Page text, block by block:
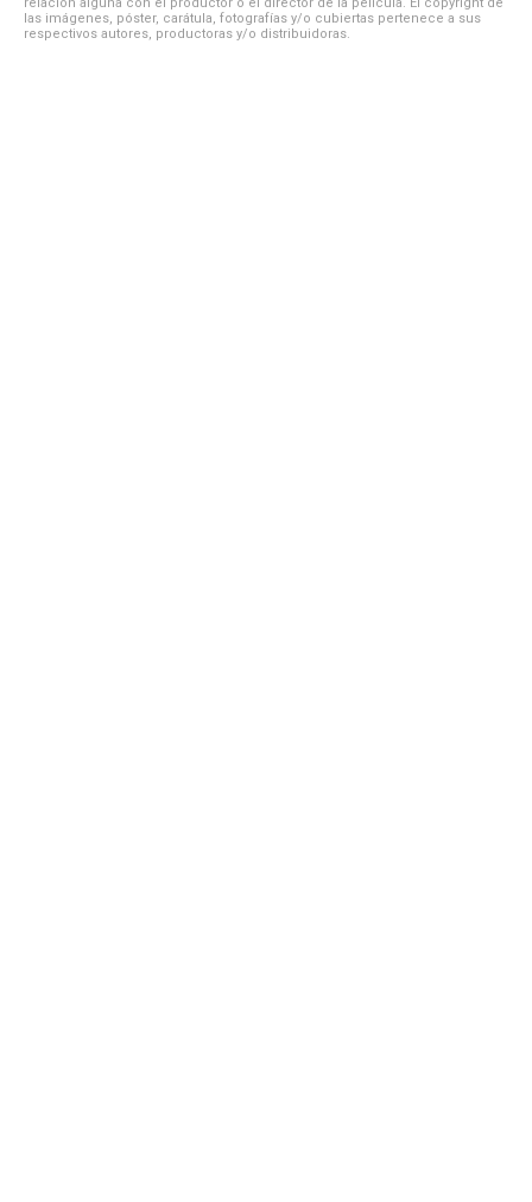
las imágenes, póster, carátula, fotografías y/o cubiertas pertenece a sus
respectivos autores, productoras y/o distribuidoras.